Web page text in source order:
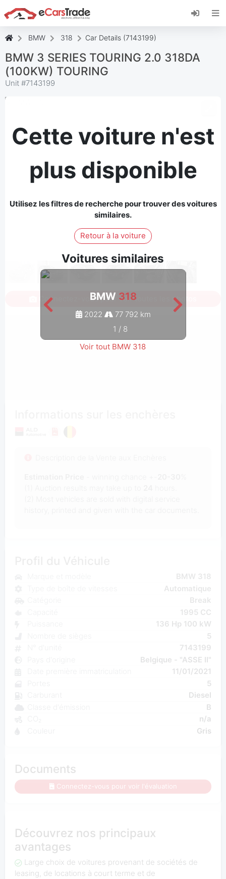
Installez l'application web eCarsTrade, ajoutez-
la à votre écran d'accueil et recevez des mises
BMW 318 Car Details (7143199)
BMW 3 SERIES TOURING 2.0 318DA
(100KW) TOURING
Unit #7143199
Cette voiture n'est
plus disponible
Utilisez les filtres de recherche pour trouver des voitures
similaires.
Retour à la voiture
Voitures similaires
BMW 318
2022
77 792 km
1 / 8
Voir tout BMW 318
Connectez-vous pour voir toutes les photos
BMW 318
Automatique
Break
1995 CC
136 Hp 100 kW
5
7143199
Belgique - "ASSE II"
11/01/2021
5
Diesel
B
n/a
Gris
Documents
Connectez-vous pour voir l'évaluation
Découvrez nos principaux
avantages
Large choix de voitures provenant de sociétés de
leasing, de locations à court terme et de